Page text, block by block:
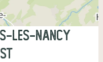
les-Nancy